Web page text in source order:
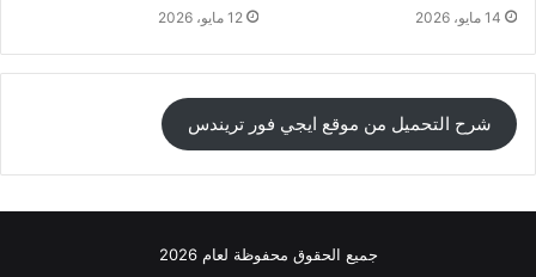
14 مايو، 2026 12 مايو، 2026
شرح التحميل من موقع ايجي فور تريندس
جميع الحقوق محفوظة لعام 2026